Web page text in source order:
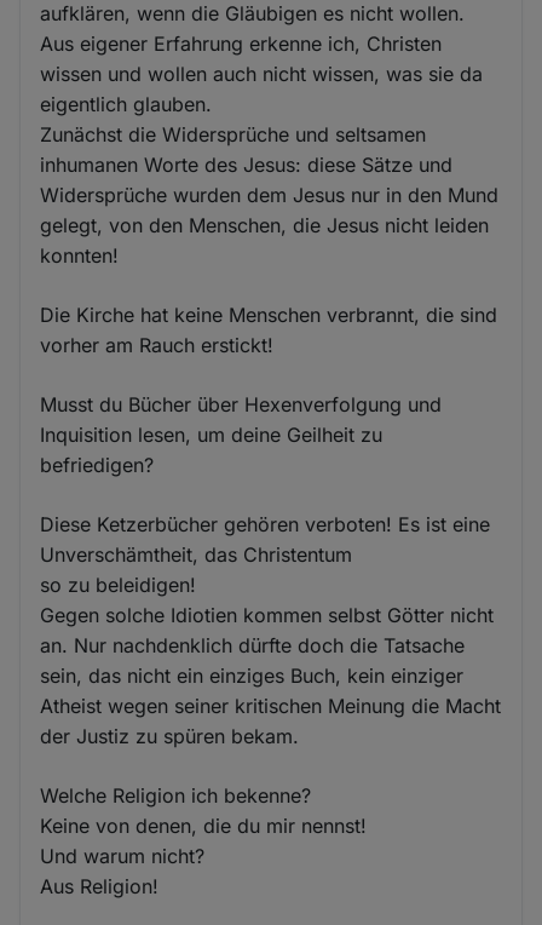
aufklären, wenn die Gläubigen es nicht wollen.
Aus eigener Erfahrung erkenne ich, Christen
wissen und wollen auch nicht wissen, was sie da
eigentlich glauben.
Zunächst die Widersprüche und seltsamen
inhumanen Worte des Jesus: diese Sätze und
Widersprüche wurden dem Jesus nur in den Mund
gelegt, von den Menschen, die Jesus nicht leiden
konnten!
Die Kirche hat keine Menschen verbrannt, die sind
vorher am Rauch erstickt!
Musst du Bücher über Hexenverfolgung und
Inquisition lesen, um deine Geilheit zu
befriedigen?
Diese Ketzerbücher gehören verboten! Es ist eine
Unverschämtheit, das Christentum
so zu beleidigen!
Gegen solche Idiotien kommen selbst Götter nicht
an. Nur nachdenklich dürfte doch die Tatsache
sein, das nicht ein einziges Buch, kein einziger
Atheist wegen seiner kritischen Meinung die Macht
der Justiz zu spüren bekam.
Welche Religion ich bekenne?
Keine von denen, die du mir nennst!
Und warum nicht?
Aus Religion!